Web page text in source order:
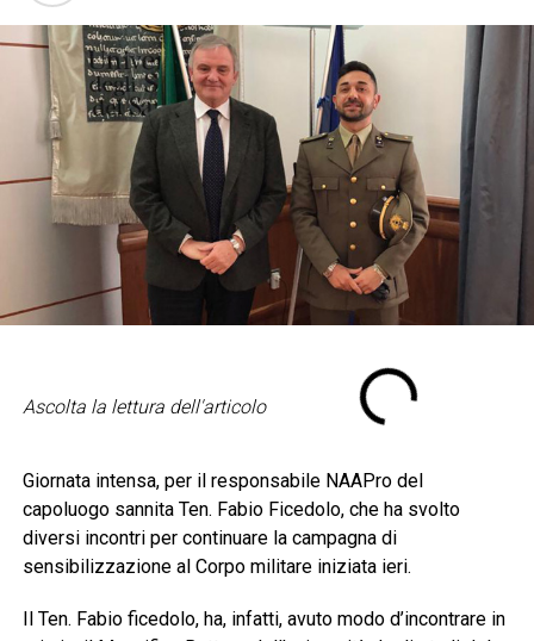
Ascolta la lettura dell'articolo
Giornata intensa, per il responsabile NAAPro del
capoluogo sannita Ten. Fabio Ficedolo, che ha svolto
diversi incontri per continuare la campagna di
sensibilizzazione al Corpo militare iniziata ieri.
Il Ten. Fabio ficedolo, ha, infatti, avuto modo d’incontrare in